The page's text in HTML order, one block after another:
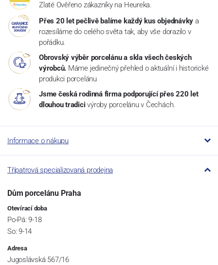
Zlaté Ověřeno zákazníky na Heureka.
Přes 20 let pečlivě balíme každý kus objednávky a
rozesíláme do celého světa tak, aby vše dorazilo v
pořádku.
Obrovský výběr porcelánu a skla všech českých
výrobců. Máme jedinečný přehled o aktuální i historické
produkci porcelánu
Jsme česká rodinná firma podporující přes 220 let
dlouhou tradici výroby porcelánu v Čechách.
Informace o nákupu
Třípatrová specializovaná prodejna
Dům porcelánu Praha
Otevírací doba
Po-Pá: 9-18
So: 9-14
Adresa
Jugoslávská 567/16